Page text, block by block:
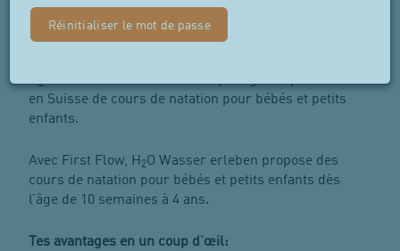
First Flow cours de natation pour
bébés
2
en Suisse de cours de natation pour bébés et petits
enfants.
Avec First Flow, H 2O Wasser erleben propose des
cours de natation pour bébés et petits enfants dès
l’âge de 10 semaines à 4 ans.
Tes avantages en un coup d’œil: